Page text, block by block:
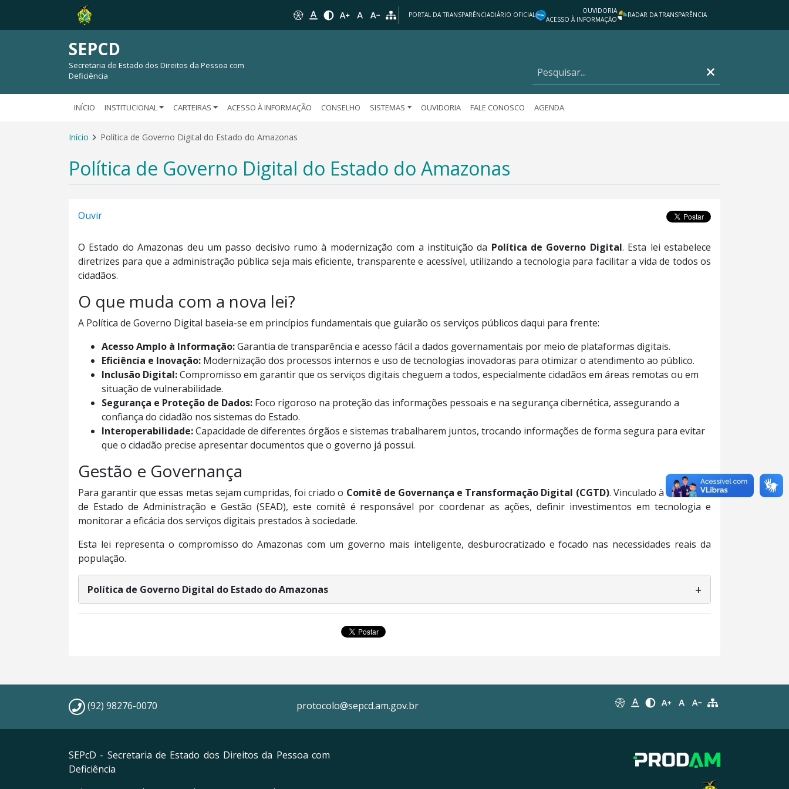
PORTAL DA TRANSPARÊNCIADIÁRIO OFICIAL
OUVIDORIA
ACESSO À INFORMAÇÃO
RADAR DA TRANSPARÊNCIA
SEPCD
Secretaria de Estado dos Direitos da Pessoa com
Deficiência
INÍCIO INSTITUCIONAL CARTEIRAS ACESSO À INFORMAÇÃO CONSELHO SISTEMAS OUVIDORIA FALE CONOSCO AGENDA
Início Política de Governo Digital do Estado do Amazonas
Política de Governo Digital do Estado do Amazonas
Ouvir
O Estado do Amazonas deu um passo decisivo rumo à modernização com a instituição da Política de Governo Digital. Esta lei estabelece
diretrizes para que a administração pública seja mais eficiente, transparente e acessível, utilizando a tecnologia para facilitar a vida de todos os
cidadãos.
O que muda com a nova lei?
A Política de Governo Digital baseia-se em princípios fundamentais que guiarão os serviços públicos daqui para frente:
Acesso Amplo à Informação:Garantia de transparência e acesso fácil a dados governamentais por meio de plataformas digitais.
Eficiência e Inovação: Modernização dos processos internos e uso de tecnologias inovadoras para otimizar o atendimento ao público.
Inclusão Digital:Compromisso em garantir que os serviços digitais cheguem a todos, especialmente cidadãos em áreas remotas ou em
situação de vulnerabilidade.
Segurança e Proteção de Dados: Foco rigoroso na proteção das informações pessoais e na segurança cibernética, assegurando a
confiança do cidadão nos sistemas do Estado.
Interoperabilidade:Capacidade de diferentes órgãos e sistemas trabalharem juntos, trocando informações de forma segura para evitar
que o cidadão precise apresentar documentos que o governo já possui.
Gestão e Governança
Para garantir que essas metas sejam cumpridas, foi criado o Comitê de Governança e Transformação Digital (CGTD). Vinculado à Secretaria
de Estado de Administração e Gestão (SEAD), este comitê é responsável por coordenar as ações, definir investimentos em tecnologia e
monitorar a eficácia dos serviços digitais prestados à sociedade.
Esta lei representa o compromisso do Amazonas com um governo mais inteligente, desburocratizado e focado nas necessidades reais da
população.
Política de Governo Digital do Estado do Amazonas
(92) 98276-0070 protocolo@sepcd.am.gov.br
SEPcD - Secretaria de Estado dos Direitos da Pessoa com
Deficiência